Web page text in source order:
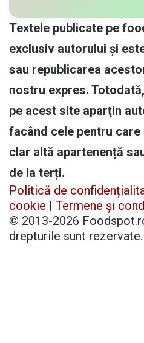
Textele publicate pe
exclusiv autorului și
sau republicarea
nostru expres.
pe acest site aparţin
facând cele pentru
clar altă apartenență
de la terți.
Politică de
cookie
Termene și
© 2013-2026
drepturile sunt rezervate.